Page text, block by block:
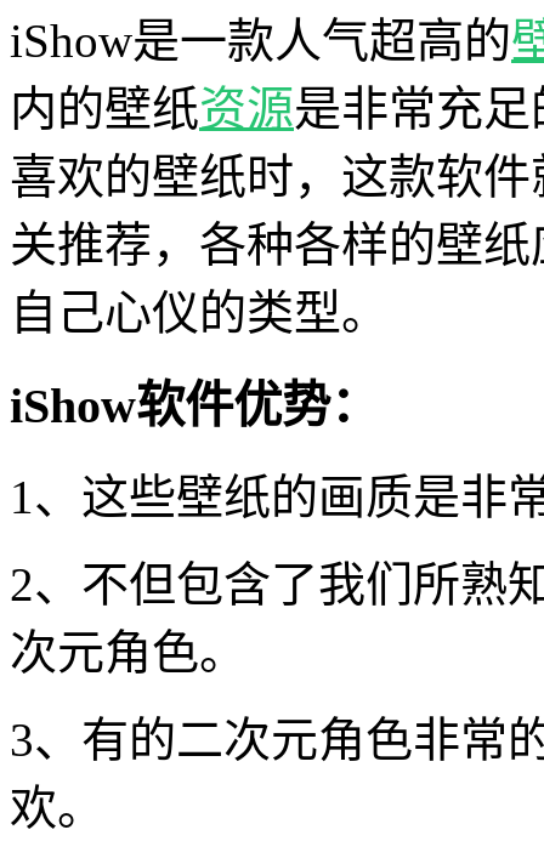
iShow是一款人气超高的
内的壁纸资源是非常充
喜欢的壁纸时，这款软
关推荐，各种各样的壁
自己心仪的类型。
iShow软件优势：
1、这些壁纸的画质是非
2、不但包含了我们所熟
次元角色。
3、有的二次元角色非常
欢。